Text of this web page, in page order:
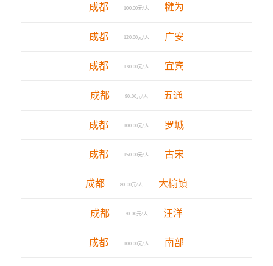
成都 100.00元/人 犍为
成都 120.00元/人 广安
成都 130.00元/人 宜宾
成都 90.00元/人 五通
成都 100.00元/人 罗城
成都 150.00元/人 古宋
成都 80.00元/人 大榆镇
成都 70.00元/人 汪洋
成都 100.00元/人 南部